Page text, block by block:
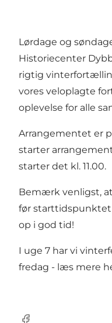
Lørdage og
Historiecenter
rigtig
vores veloplagte
oplevelse for alle
Arrangementet er
starter
starter det kl. 11.00.
Bemærk venligst,
før starttidspunktet
op i god tid!
I uge 7 har vi
fredag - læs mere